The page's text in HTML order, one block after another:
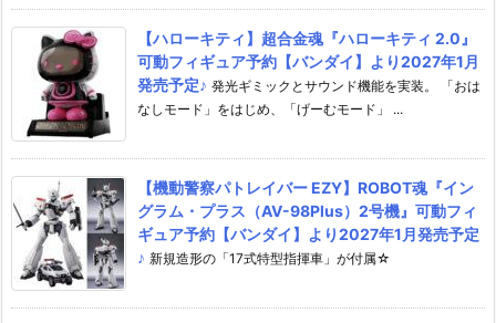
【ハローキティ】超合金魂『ハローキティ 2.0』
可動フィギュア予約【バンダイ】より2027年1月
発売予定♪ 発光ギミックとサウンド機能を実装。 「おは
なしモード」をはじめ、「げーむモード」 ...
【機動警察パトレイバー EZY】ROBOT魂『イン
グラム・プラス（AV-98Plus）2号機』可動フィ
ギュア予約【バンダイ】より2027年1月発売予定
♪ 新規造形の「17式特型指揮車」が付属☆